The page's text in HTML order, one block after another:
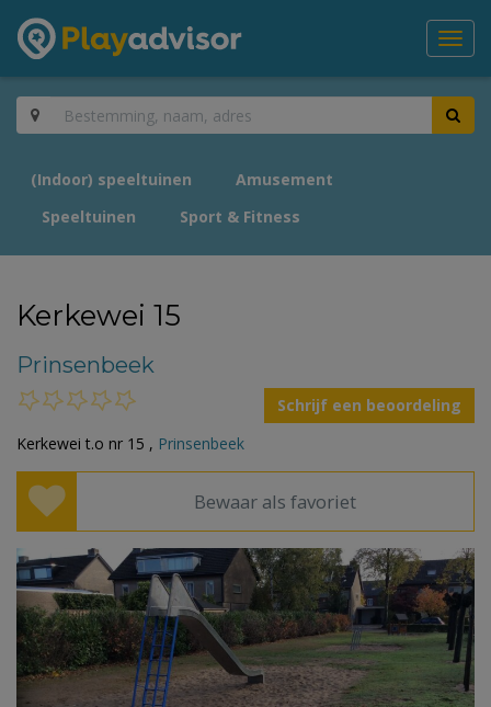
(Indoor) speeltuinen
Amusement
Speeltuinen
Sport & Fitness
Kerkewei 15
Prinsenbeek
Schrijf een beoordeling
Kerkewei t.o nr 15 , Prinsenbeek
Bewaar als favoriet